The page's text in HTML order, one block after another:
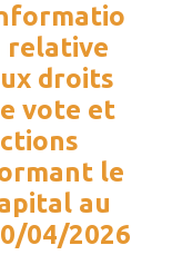
relative
droits
vote et
le
au
04/2026